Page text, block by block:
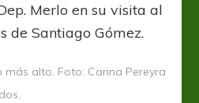
Merlo en su visita al
de Santiago Gómez.
más alto. Foto: Carina Pereyra